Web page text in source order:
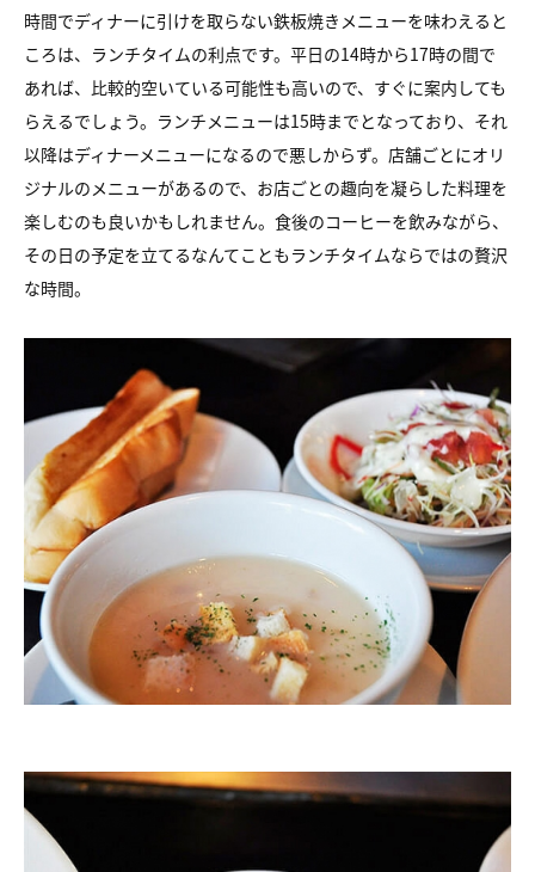
時間でディナーに引けを取らない鉄板焼きメニューを味わえると
ころは、ランチタイムの利点です。平日の14時から17時の間で
あれば、比較的空いている可能性も高いので、すぐに案内しても
らえるでしょう。ランチメニューは15時までとなっており、それ
以降はディナーメニューになるので悪しからず。店舗ごとにオリ
ジナルのメニューがあるので、お店ごとの趣向を凝らした料理を
楽しむのも良いかもしれません。食後のコーヒーを飲みながら、
その日の予定を立てるなんてこともランチタイムならではの贅沢
な時間。